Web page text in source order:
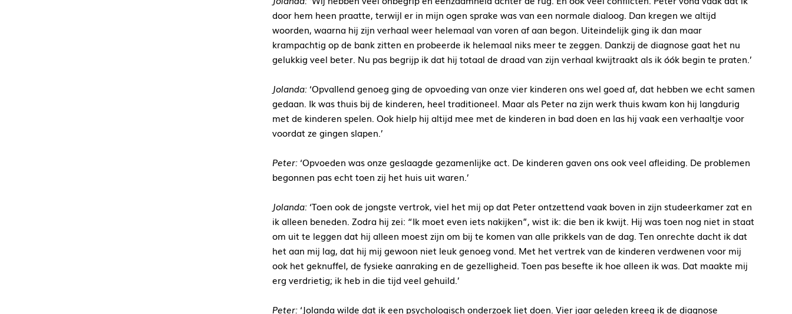
door hem heen praatte, terwijl er in mijn ogen sprake was van een normale dialoog. Dan kregen we altijd
woorden, waarna hij zijn verhaal weer helemaal van voren af aan begon. Uiteindelijk ging ik dan maar
krampachtig op de bank zitten en probeerde ik helemaal niks meer te zeggen. Dankzij de diagnose gaat het nu
gelukkig veel beter. Nu pas begrijp ik dat hij totaal de draad van zijn verhaal kwijtraakt als ik óók begin te praten.’
Jolanda: ‘Opvallend genoeg ging de opvoeding van onze vier kinderen ons wel goed af, dat hebben we echt samen
gedaan. Ik was thuis bij de kinderen, heel traditioneel. Maar als Peter na zijn werk thuis kwam kon hij langdurig
met de kinderen spelen. Ook hielp hij altijd mee met de kinderen in bad doen en las hij vaak een verhaaltje voor
voordat ze gingen slapen.’
Peter: ‘Opvoeden was onze geslaagde gezamenlijke act. De kinderen gaven ons ook veel afleiding. De problemen
begonnen pas echt toen zij het huis uit waren.’
Jolanda: ‘Toen ook de jongste vertrok, viel het mij op dat Peter ontzettend vaak boven in zijn studeerkamer zat en
ik alleen beneden. Zodra hij zei: “Ik moet even iets nakijken”, wist ik: die ben ik kwijt. Hij was toen nog niet in staat
om uit te leggen dat hij alleen moest zijn om bij te komen van alle prikkels van de dag. Ten onrechte dacht ik dat
het aan mij lag, dat hij mij gewoon niet leuk genoeg vond. Met het vertrek van de kinderen verdwenen voor mij
ook het geknuffel, de fysieke aanraking en de gezelligheid. Toen pas besefte ik hoe alleen ik was. Dat maakte mij
erg verdrietig; ik heb in die tijd veel gehuild.’
Peter: ‘Jolanda wilde dat ik een psychologisch onderzoek liet doen. Vier jaar geleden kreeg ik de diagnose